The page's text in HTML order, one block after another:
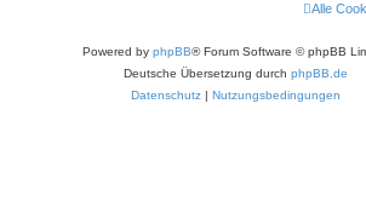
Alle
Powered by phpBB® Forum Software © phpBB
Deutsche Übersetzung durch phpBB.de
Datenschutz | Nutzungsbedingungen